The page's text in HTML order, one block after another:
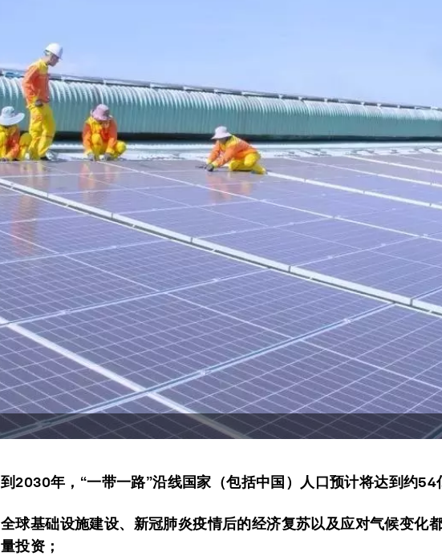
到2030年，“一带一路”沿线国家（包括中国）人口预计将达到约54
全球基础设施建设、新冠肺炎疫情后的经济复苏以及应对气候变化
量投资；